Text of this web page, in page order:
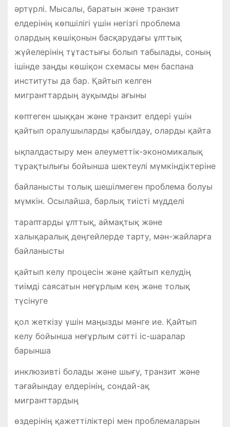
әртүрлі. Мысалы, баратын және транзит
елдерінің көпшілігі үшін негізгі проблема
олардың көшіқонын басқарудағы ұлттық
жүйелерінің тұтастығы болып табылады, соның
ішінде заңды көшіқон схемасы мен баспана
институты да бар. Қайтып келген
мигранттардың ауқымды ағыны
көптеген шыққан және транзит елдері үшін
қайтып оралушыларды қабылдау, оларды қайта
ықпалдастыру мен әлеуметтік-экономикалық
тұрақтылығы бойынша шектеулі мүмкіндіктеріне
байланысты толық шешілмеген проблема болуы
мүмкін. Осылайша, барлық тиісті мүдделі
тараптарды ұлттық, аймақтық және
халықаралық деңгейлерде тарту, мән-жайларға
байланысты
қайтып келу процесін және қайтып келудің
тиімді саясатын неғұрлым кең және толық
түсінуге
қол жеткізу үшін маңызды мәнге ие. Қайтып
келу бойынша неғұрлым сәтті іс-шаралар
барынша
инклюзивті болады және шығу, транзит және
тағайындау елдерінің, сондай-ақ
мигранттардың
өздерінің қажеттіліктері мен проблемаларын